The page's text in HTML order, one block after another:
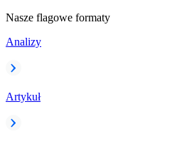
Nasze flagowe formaty
Analizy
Artykuł